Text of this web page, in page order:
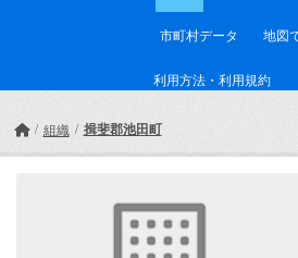
市町村データ 地図
利用方法・利用規約
組織 揖斐郡池田町